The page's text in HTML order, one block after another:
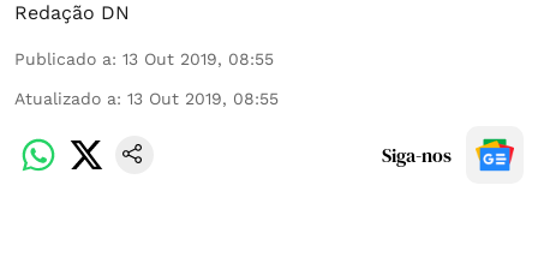
Redação DN
Publicado a: 13 Out 2019, 08:55
Atualizado a: 13 Out 2019, 08:55
Siga-nos